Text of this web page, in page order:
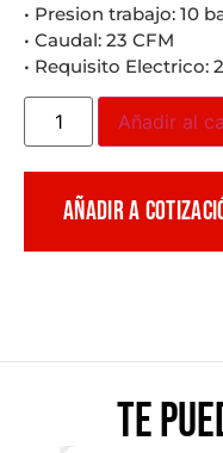
• Presion trabajo: 10
• Caudal: 23 CFM
• Requisito Electrico:
Añadir al
AÑADIR A
Te